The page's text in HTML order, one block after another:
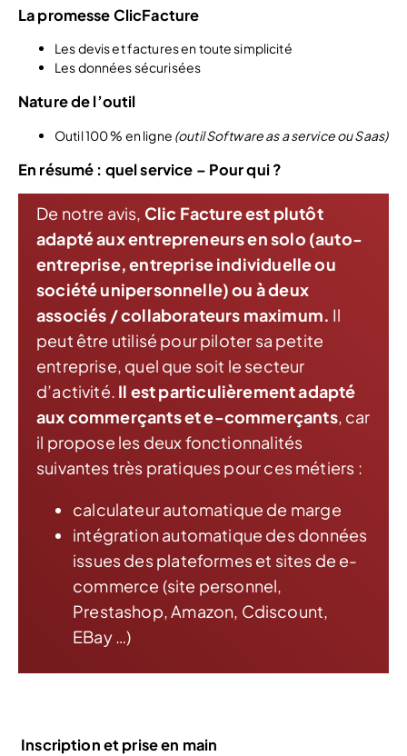
La promesse ClicFacture
Les devis et factures en toute simplicité
Les données sécurisées
Nature de l’outil
Outil 100 % en ligne (outil Software as a service ou Saas)
En résumé : quel service – Pour qui ?
De notre avis, Clic Facture est plutôt
adapté aux entrepreneurs en solo (auto-
entreprise, entreprise individuelle ou
société unipersonnelle) ou à deux
associés / collaborateurs maximum. Il
peut être utilisé pour piloter sa petite
entreprise, quel que soit le secteur
d’activité. Il est particulièrement adapté
aux commerçants et e-commerçants, car
il propose les deux fonctionnalités
suivantes très pratiques pour ces métiers :
calculateur automatique de marge
intégration automatique des données
issues des plateformes et sites de e-
commerce (site personnel,
Prestashop, Amazon, Cdiscount,
EBay …)
Inscription et prise en main